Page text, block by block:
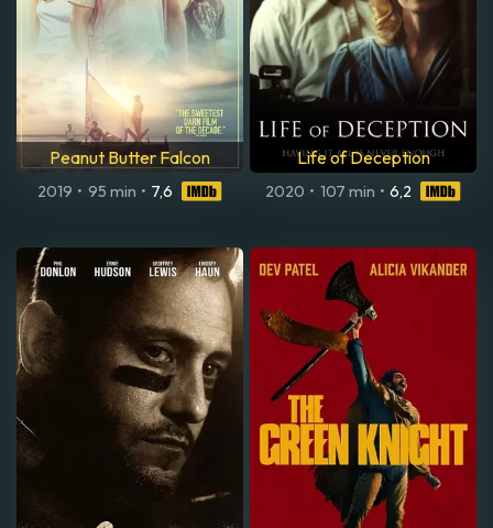
Peanut Butter Falcon
2019 • 95 min • 7,6
Life of Deception
2020 • 107 min • 6,2